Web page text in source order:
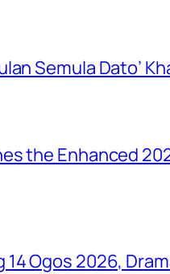
Semula Dato’
the Enhanced
Ogos 2026,